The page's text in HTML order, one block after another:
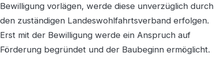
Bewilligung vorlägen, werde diese unverzüglich durch
den zuständigen Landeswohlfahrtsverband erfolgen.
Erst mit der Bewilligung werde ein Anspruch auf
Förderung begründet und der Baubeginn ermöglicht.